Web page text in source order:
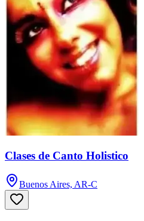
Clases de Canto Holistico
Buenos Aires, AR-C